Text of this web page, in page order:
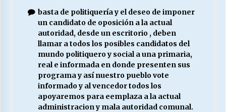
basta de politiquería y el deseo de imponer
un candidato de oposición a la actual
autoridad, desde un escritorio , deben
llamar a todos los posibles candidatos del
mundo politiquero y social a una primaria,
real e informada en donde presenten sus
programa y así nuestro pueblo vote
informado y al vencedor todos los
apoyaremos para eemplaza a la actual
administracion y mala autoridad comunal.